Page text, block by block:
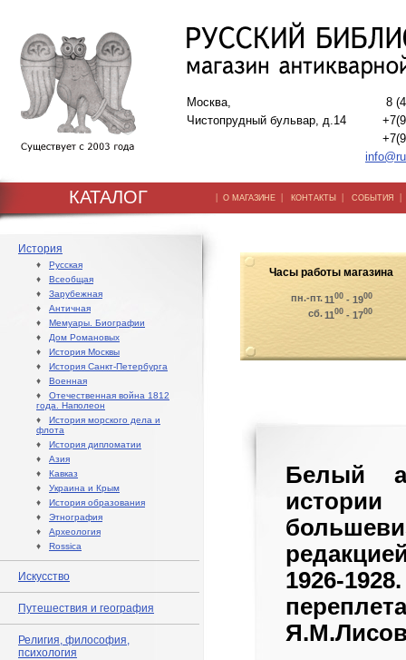
Москва,
Чистопрудный бульвар, д.14
8
КАТАЛОГ | О МАГАЗИНЕ | КОНТАКТЫ | СОБЫТИЯ
История
♦ Русская
♦ Всеобщая
♦ Зарубежная
♦ Античная
♦ Мемуары. Биографии
♦ Дом Романовых
♦ История Москвы
♦ История Санкт-Петербурга
♦ Военная
♦ Отечественная война 1812
года. Наполеон
♦ История морского дела и
флота
♦ История дипломатии
♦ Азия
♦ Кавказ
♦ Украина и Крым
♦ История образования
♦ Этнография
♦ Археология
♦ Rossica
Искусство
Путешествия и география
Религия, философия,
психология
Часы работы магазина
пн.-пт.1100 - 1900
сб.1100 - 1700
Белый
истории
1926-